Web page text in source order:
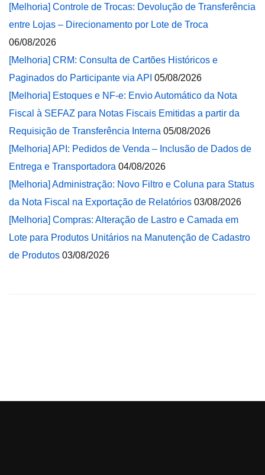
[Melhoria] Controle de Trocas: Devolução de Transferência
entre Lojas – Direcionamento por Lote de Troca
06/08/2026
[Melhoria] CRM: Consulta de Cartões Históricos e
Paginados do Participante via API 05/08/2026
[Melhoria] Estoques e NF-e: Envio Automático da Nota
Fiscal à SEFAZ para Notas Fiscais Emitidas a partir da
Requisição de Transferência Interna 05/08/2026
[Melhoria] API: Pedidos de Venda – Inclusão de Dados de
Entrega e Transportadora 04/08/2026
[Melhoria] Administração: Novo Filtro e Coluna para Status
da Nota Fiscal na Exportação de Relatórios 03/08/2026
[Melhoria] Compras: Alteração de Lastro e Camada em
Lote para Produtos Unitários na Manutenção de Cadastro
de Produtos 03/08/2026